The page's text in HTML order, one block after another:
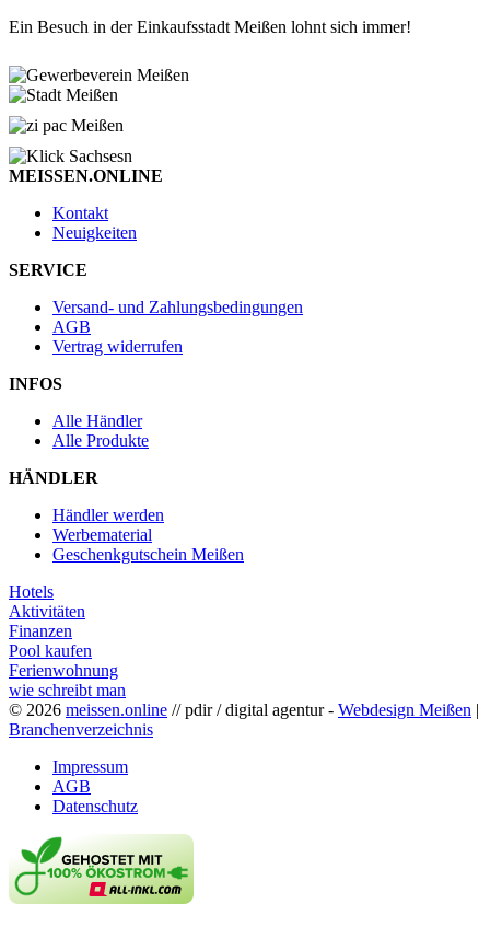
Ein Besuch in der Einkaufsstadt Meißen lohnt sich immer!
MEISSEN.ONLINE
Kontakt
Neuigkeiten
SERVICE
Versand- und Zahlungsbedingungen
AGB
Vertrag widerrufen
INFOS
Alle Händler
Alle Produkte
HÄNDLER
Händler werden
Werbematerial
Geschenkgutschein Meißen
Hotels
Aktivitäten
Finanzen
Pool kaufen
Ferienwohnung
wie schreibt man
© 2026 meissen.online // pdir / digital agentur - Webdesign Meißen |
Branchenverzeichnis
Impressum
AGB
Datenschutz